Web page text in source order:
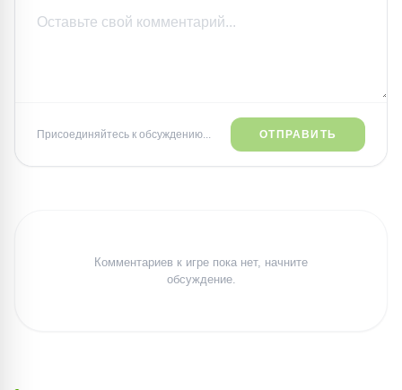
Присоединяйтесь к обсуждению... ОТПРАВИТЬ
Комментариев к игре пока нет, начните
обсуждение.